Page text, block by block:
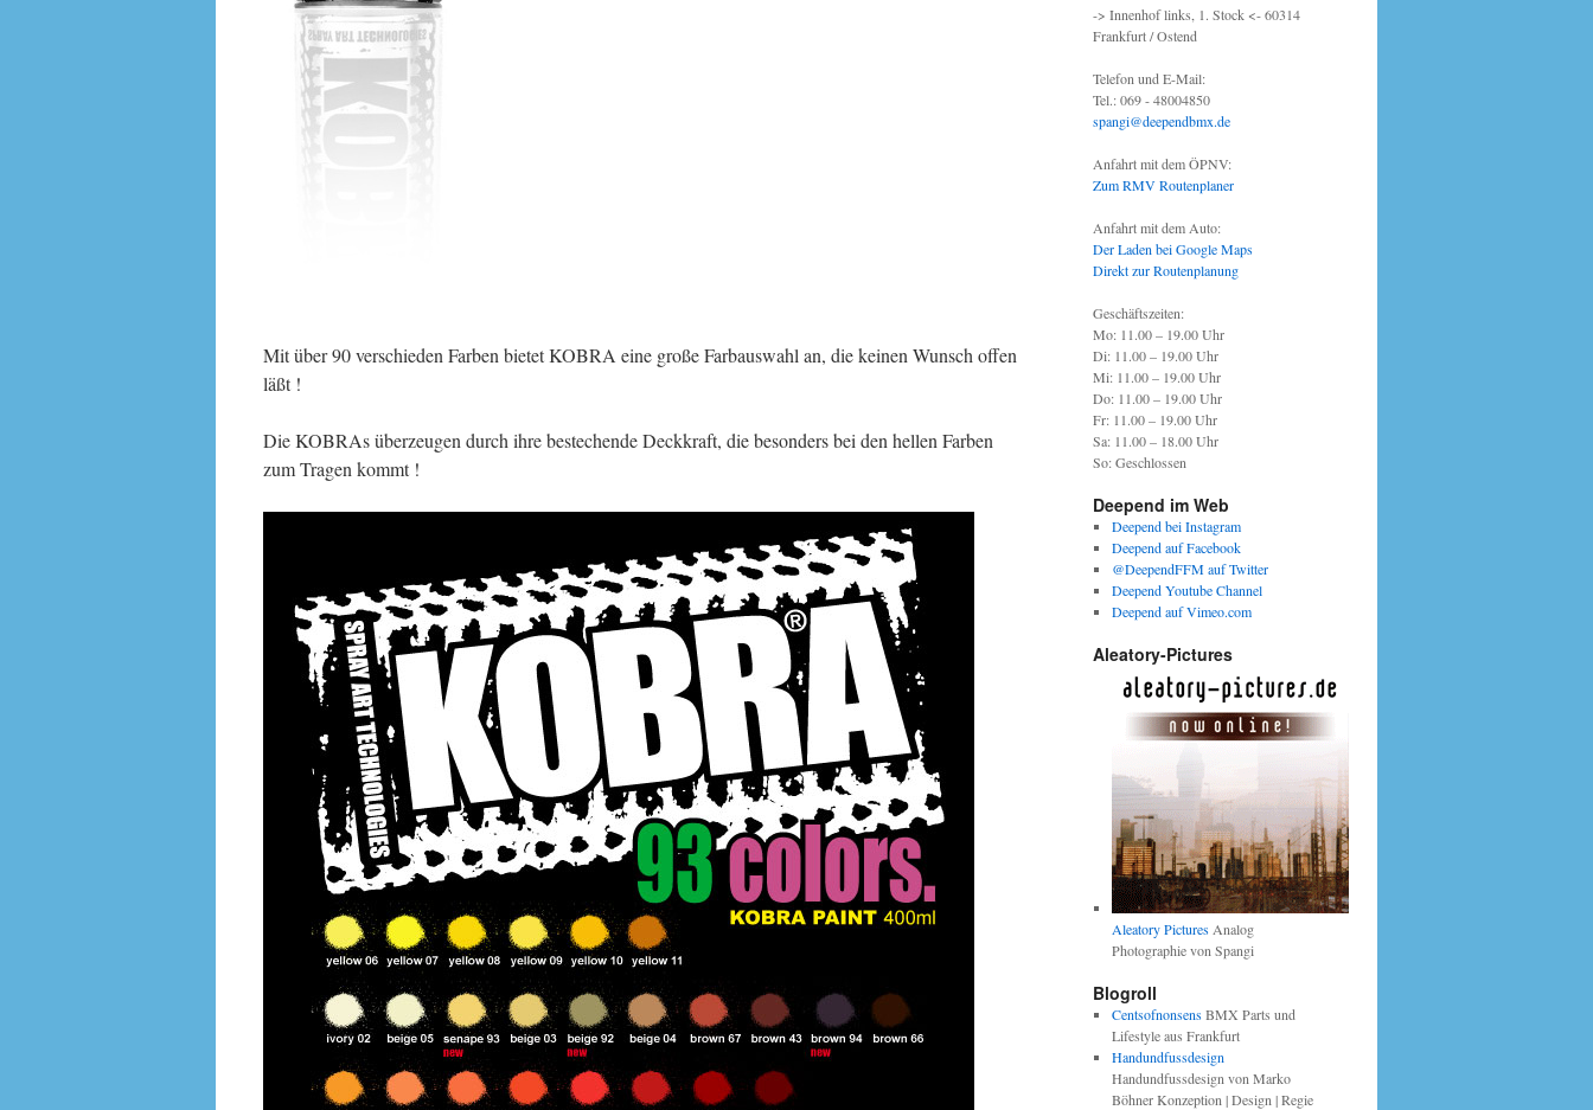
Mit über 90 verschieden Farben bietet KOBRA eine große Farbauswahl an, die keinen Wunsch offen
läßt !
Die KOBRAs überzeugen durch ihre bestechende Deckkraft, die besonders bei den hellen Farben
zum Tragen kommt !
-> Innenhof links, 1. Stock <- 60314
Frankfurt / Ostend
Telefon und E-Mail:
Tel.: 069 - 48004850
spangi@deependbmx.de
Anfahrt mit dem ÖPNV:
Zum RMV Routenplaner
Anfahrt mit dem Auto:
Der Laden bei Google Maps
Direkt zur Routenplanung
Geschäftszeiten:
Mo: 11.00 – 19.00 Uhr
Di: 11.00 – 19.00 Uhr
Mi: 11.00 – 19.00 Uhr
Do: 11.00 – 19.00 Uhr
Fr: 11.00 – 19.00 Uhr
Sa: 11.00 – 18.00 Uhr
So: Geschlossen
Deepend im Web
Deepend bei Instagram
Deepend auf Facebook
@DeependFFM auf Twitter
Deepend Youtube Channel
Deepend auf Vimeo.com
Aleatory-Pictures
Aleatory PicturesAnalog
Photographie von Spangi
Blogroll
CentsofnonsensBMX Parts und
Lifestyle aus Frankfurt
Handundfussdesign
Handundfussdesign von Marko
Böhner Konzeption | Design | Regie